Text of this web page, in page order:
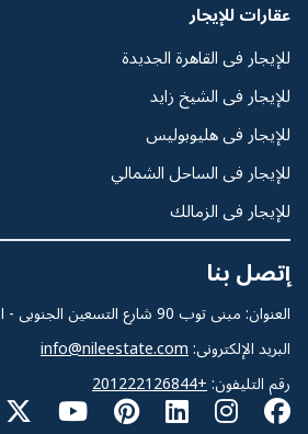
عقارات للإيجار
للإيجار فى القاهرة الجديدة
للإيجار فى الشيخ زايد
للإيجار فى هليوبوليس
للإيجار فى الساحل الشمالي
للإيجار فى الزمالك
إتصل بنا
العنوان: مبنى توب 90 شارع التسعين الجنوبى - القاهرة الجديدة
البريد الإلكترونى: info@nileestate.com
رقم التليفون: +201222126844